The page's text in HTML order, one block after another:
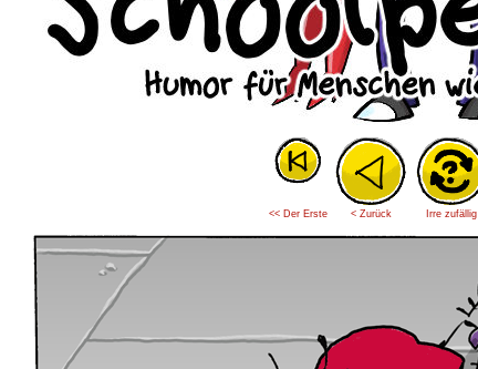
<< Der Erste < Zurück Irre zufällig